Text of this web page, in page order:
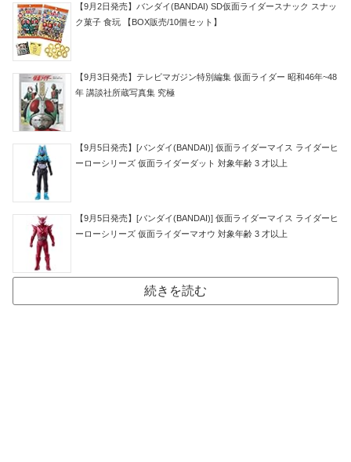
【9月2日発売】バンダイ(BANDAI) SD仮面ライダースナック スナッ
ク菓子 食玩 【BOX販売/10個セット】
【9月3日発売】テレビマガジン特別編集 仮面ライダー 昭和46年~48
年 講談社所蔵写真集 究極
【9月5日発売】[バンダイ(BANDAI)] 仮面ライダーマイス ライダーヒ
ーローシリーズ 仮面ライダーダット 対象年齢 3 才以上
【9月5日発売】[バンダイ(BANDAI)] 仮面ライダーマイス ライダーヒ
ーローシリーズ 仮面ライダーマオウ 対象年齢 3 才以上
続きを読む